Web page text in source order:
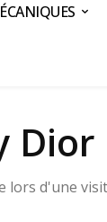
Dior
lors d'une